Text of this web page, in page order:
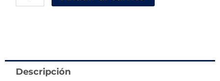
12000
Descripción